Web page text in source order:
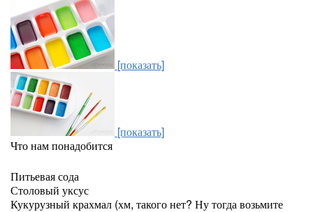
[показать]
[показать]
Что нам понадобится
Питьевая сода
Столовый уксус
Кукурузный крахмал (хм, такого нет? Ну тогда возьмите